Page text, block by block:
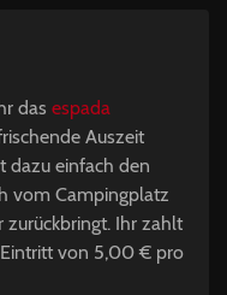
das espada
Auszeit
dazu einfach den
vom Campingplatz
zurückbringt. Ihr zahlt
von 5,00 € pro